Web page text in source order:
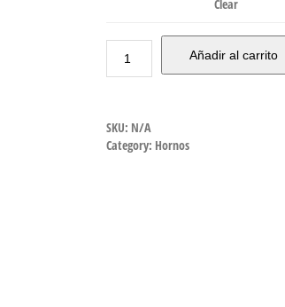
Clear
Añadir al carrito
SKU: N/A
Category: Hornos